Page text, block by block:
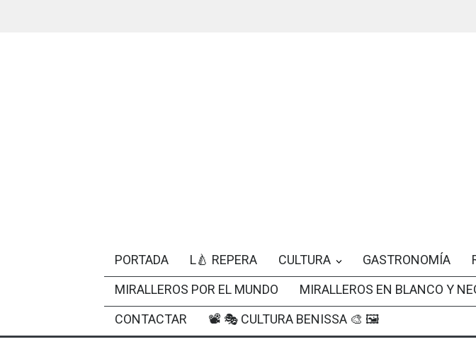
PORTADA L🍐 REPERA CULTURA GASTRONOMÍA
MIRALLEROS POR EL MUNDO
MIRALLEROS EN BLANCO Y
CONTACTAR
📽 🎭 CULTURA BENISSA 🎨 🖼